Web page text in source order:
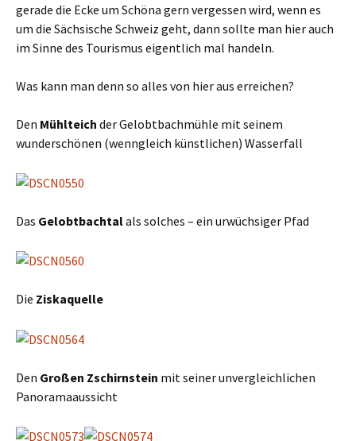
gerade die Ecke um Schöna gern vergessen wird, wenn es
um die Sächsische Schweiz geht, dann sollte man hier auch
im Sinne des Tourismus eigentlich mal handeln.
Was kann man denn so alles von hier aus erreichen?
Den Mühlteich der Gelobtbachmühle mit seinem
wunderschönen (wenngleich künstlichen) Wasserfall
Das Gelobtbachtalals solches – ein urwüchsiger Pfad
Die Ziskaquelle
Den Großen Zschirnstein mit seiner unvergleichlichen
Panoramaaussicht